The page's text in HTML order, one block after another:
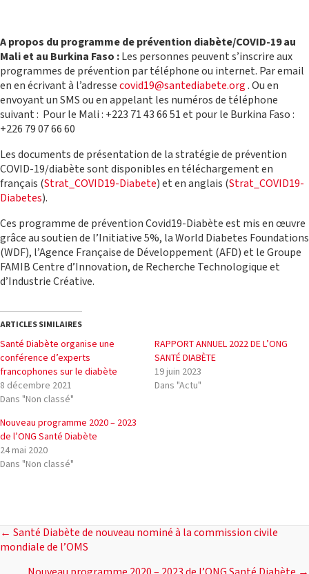
A propos du programme de prévention diabète/COVID-19 au
Mali et au Burkina Faso :Les personnes peuvent s’inscrire aux
programmes de prévention par téléphone ou internet. Par email
en en écrivant à l’adressecovid19@santediabete.org. Ou en
envoyant un SMS ou en appelant les numéros de téléphone
suivant : Pour le Mali : +223 71 43 66 51 et pour le Burkina Faso :
+226 79 07 66 60
Les documents de présentation de la stratégie de prévention
COVID-19/diabète sont disponibles en téléchargement en
français (Strat_COVID19-Diabete) et en anglais (Strat_COVID19-
Diabetes).
Ces programme de prévention Covid19-Diabète est mis en œuvre
grâce au soutien de l’Initiative 5%, la World Diabetes Foundations
(WDF), l’Agence Française de Développement (AFD) et le Groupe
FAMIB Centre d’Innovation, de Recherche Technologique et
d’Industrie Créative.
ARTICLES SIMILAIRES
Santé Diabète organise une
conférence d’experts
francophones sur le diabète
8 décembre 2021
Dans "Non classé"
RAPPORT ANNUEL 2022 DE L’ONG
SANTÉ DIABÈTE
19 juin 2023
Dans "Actu"
Nouveau programme 2020 – 2023
de l’ONG Santé Diabète
24 mai 2020
Dans "Non classé"
POSTS
← Santé Diabète de nouveau nominé à la commission civile
mondiale de l’OMS